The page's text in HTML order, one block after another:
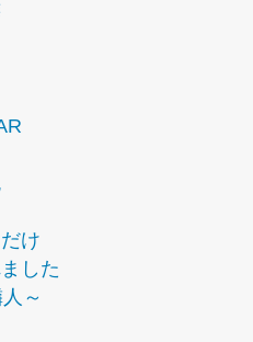
け
した
～